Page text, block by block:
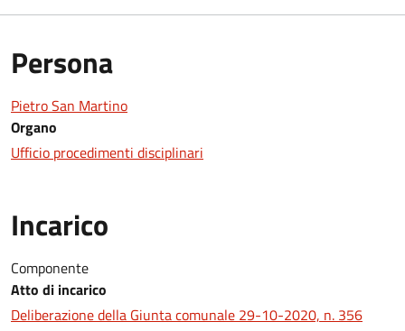
Persona
Pietro San Martino
Organo
Ufficio procedimenti disciplinari
Incarico
Componente
Atto di incarico
Deliberazione della Giunta comunale 29-10-2020, n. 356